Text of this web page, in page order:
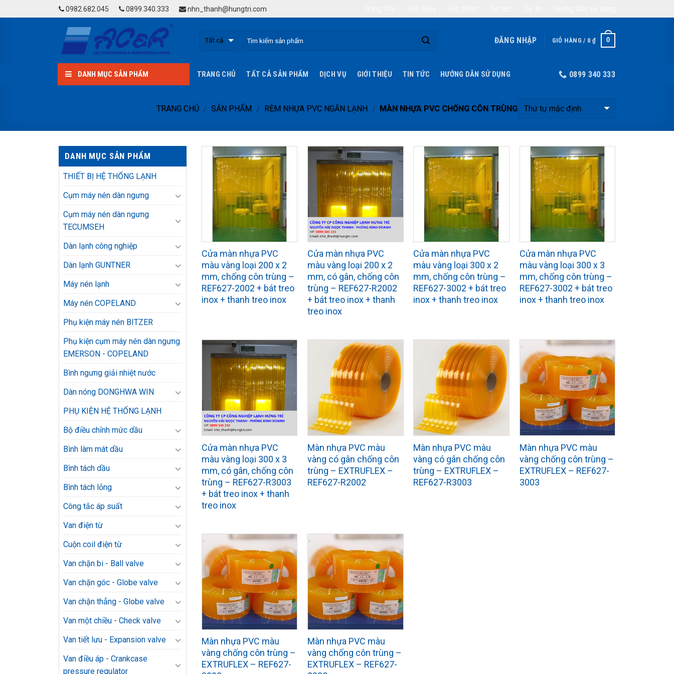
to
0982.682.045 0899.340.333 nhn_thanh@hungtri.com
ĐĂNG NHẬP GIỎ HÀNG / 0₫ 0
DANH MỤC SẢN PHẨM TRANG CHỦ TẤT CẢ SẢN PHẨM DỊCH VỤ GIỚI THIỆU TIN TỨC HƯỚNG DẪN SỬ DỤNG 0899 340 333
TRANG CHỦ / SẢN PHẨM / RÈM NHỰA PVC NGĂN LẠNH / MÀN NHỰA PVC CHỐNG CÔN TRÙNG
DANH MỤC SẢN PHẨM
THIẾT BỊ HỆ THỐNG LẠNH
Cụm máy nén dàn ngưng
Cụm máy nén dàn ngưng
TECUMSEH
Dàn lạnh công nghiệp
Dàn lạnh GUNTNER
Máy nén lạnh
Máy nén COPELAND
Phụ kiện máy nén BITZER
Phụ kiện cụm máy nén dàn ngưng
EMERSON - COPELAND
Bình ngưng giải nhiệt nước
Dàn nóng DONGHWA WIN
PHỤ KIỆN HỆ THỐNG LẠNH
Bộ điều chỉnh mức dầu
Bình làm mát dầu
Bình tách dầu
Bình tách lỏng
Công tắc áp suất
Van điện từ
Cuộn coil điện từ
Van chặn bi - Ball valve
Van chặn góc - Globe valve
Van chặn thẳng - Globe valve
Van một chiều - Check valve
Van tiết lưu - Expansion valve
Van điều áp - Crankcase
pressure regulator
Cửa màn nhựa PVC
màu vàng loại 200 x 2
mm, chống côn trùng –
REF627-2002 + bát treo
inox + thanh treo inox
Cửa màn nhựa PVC
màu vàng loại 200 x 2
mm, có gân, chống côn
trùng – REF627-R2002
+ bát treo inox + thanh
treo inox
Cửa màn nhựa PVC
màu vàng loại 300 x 2
mm, chống côn trùng –
REF627-3002 + bát treo
inox + thanh treo inox
Cửa màn nhựa PVC
màu vàng loại 300 x 3
mm, chống côn trùng –
REF627-3002 + bát treo
inox + thanh treo inox
Cửa màn nhựa PVC
màu vàng loại 300 x 3
mm, có gân, chống côn
trùng – REF627-R3003
+ bát treo inox + thanh
treo inox
Màn nhựa PVC màu
vàng có gân chống côn
trùng – EXTRUFLEX –
REF627-R2002
Màn nhựa PVC màu
vàng có gân chống côn
trùng – EXTRUFLEX –
REF627-R3003
Màn nhựa PVC màu
vàng chống côn trùng –
EXTRUFLEX – REF627-
3003
Màn nhựa PVC màu
vàng chống côn trùng –
EXTRUFLEX – REF627-
Màn nhựa PVC màu
vàng chống côn trùng –
EXTRUFLEX – REF627-